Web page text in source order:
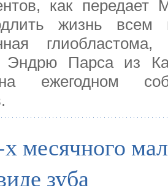
как передает
жизнь всем
Эндрю Парса из
ежегодном
месячного
зуба